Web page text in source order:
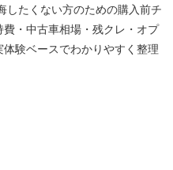
たくない方のための購入前チ
・中古車相場・残クレ・オプ
験ベースでわかりやすく整理